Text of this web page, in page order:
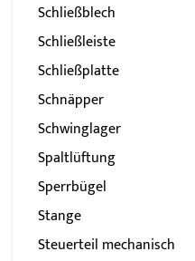
Schließblech
Schließleiste
Schließplatte
Schnäpper
Schwinglager
Spaltlüftung
Sperrbügel
Stange
Steuerteil mechanisch